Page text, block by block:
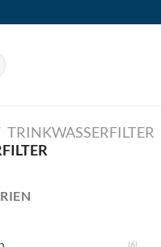
TRINKWASSERFILTER
(6)